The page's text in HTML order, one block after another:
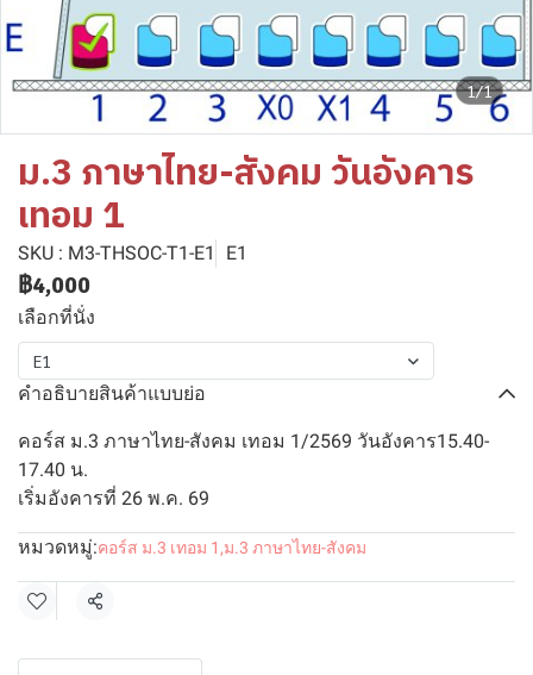
1/1
ม.3 ภาษาไทย-สังคม วันอังคาร
เทอม 1
SKU : M3-THSOC-T1-E1 E1
฿4,000
เลือกที่นั่ง
E1
คำอธิบายสินค้าแบบย่อ
คอร์ส ม.3 ภาษาไทย-สังคม เทอม 1/2569 วันอังคาร15.40-
17.40 น.
เริ่มอังคารที่ 26 พ.ค. 69
หมวดหมู่:คอร์ส ม.3 เทอม 1 ,ม.3 ภาษาไทย-สังคม
แชร์